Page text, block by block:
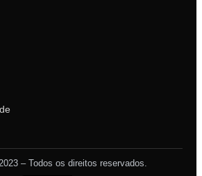
– Todos os direitos reservados.